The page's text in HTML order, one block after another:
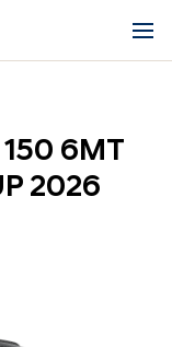
6MT
2026